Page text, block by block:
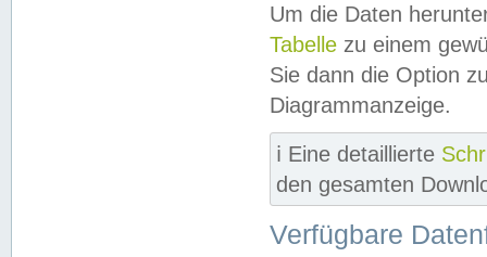
Um die Daten
Tabelle zu einem
Sie dann die Option
Diagrammanzeige.
ℹ️ Eine detaillierte
den gesamten
Verfügbare